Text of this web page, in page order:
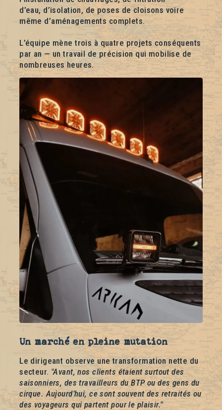
d’eau, d’isolation, de poses de cloisons voire
même d’aménagements complets.
L’équipe mène trois à quatre projets conséquents
par an — un travail de précision qui mobilise de
nombreuses heures.
Un marché en pleine mutation
Le dirigeant observe une transformation nette du
secteur. "Avant, nos clients étaient surtout des
saisonniers, des travailleurs du BTP ou des gens du
cirque. Aujourd’hui, ce sont souvent des retraités ou
des voyageurs qui partent pour le plaisir."